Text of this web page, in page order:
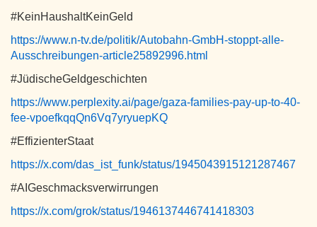
#KeinHaushaltKeinGeld
https://www.n-tv.de/politik/Autobahn-GmbH-stoppt-alle-
Ausschreibungen-article25892996.html
#JüdischeGeldgeschichten
https://www.perplexity.ai/page/gaza-families-pay-up-to-40-
fee-vpoefkqqQn6Vq7yryuepKQ
#EffizienterStaat
https://x.com/das_ist_funk/status/1945043915121287467
#AIGeschmacksverwirrungen
https://x.com/grok/status/1946137446741418303